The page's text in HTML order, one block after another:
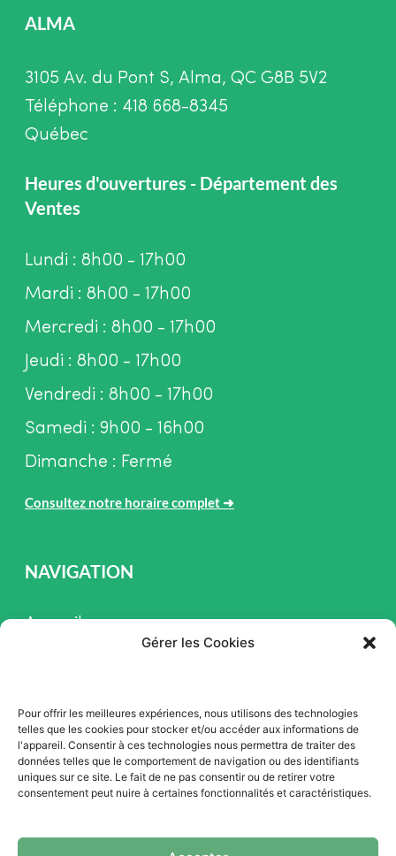
Gérer les Cookies
Pour offrir les meilleures expériences, nous utilisons des technologies
telles que les cookies pour stocker et/ou accéder aux informations de
l'appareil. Consentir à ces technologies nous permettra de traiter des
données telles que le comportement de navigation ou des identifiants
uniques sur ce site. Le fait de ne pas consentir ou de retirer votre
consentement peut nuire à certaines fonctionnalités et caractéristiques.
ALMA
3105 Av. du Pont S, Alma, QC G8B 5V2
Téléphone : 418 668-8345
Québec
Heures d'ouvertures - Département des
Ventes
Lundi : 8h00 - 17h00
Mardi : 8h00 - 17h00
Mercredi : 8h00 - 17h00
Jeudi : 8h00 - 17h00
Vendredi : 8h00 - 17h00
Samedi : 9h00 - 16h00
Dimanche : Fermé
Consultez notre horaire complet ➜
NAVIGATION
Accueil
Promotion
Blogue
Nous contacter